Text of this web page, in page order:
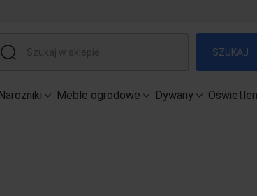
SZUKAJ
Narożniki Meble ogrodowe Dywany